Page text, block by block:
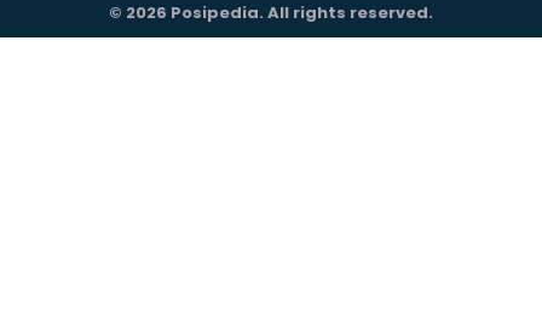
© 2026 Posipedia. All rights reserved.